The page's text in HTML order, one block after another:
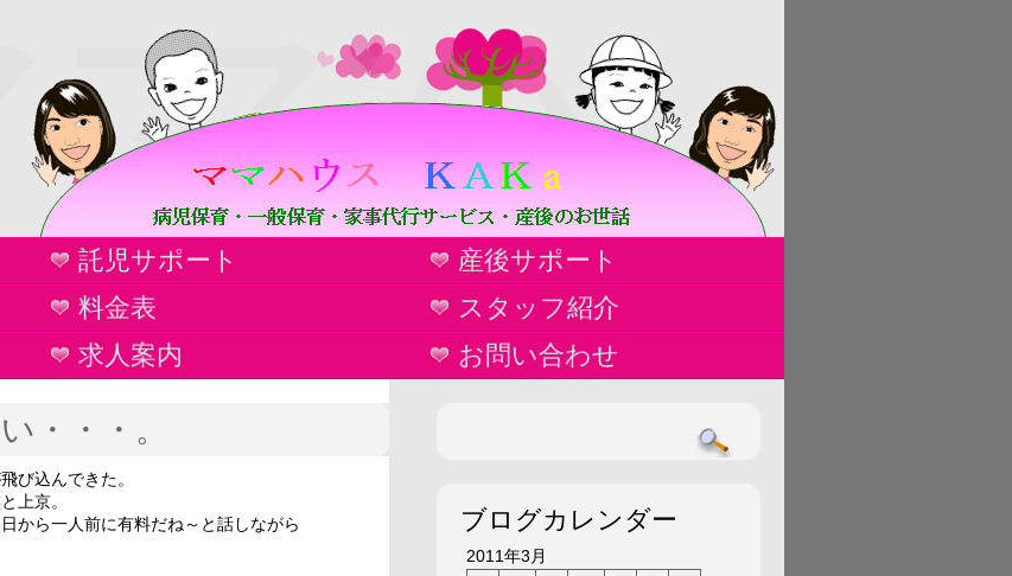
ハ
ス
託児サポート
産後サポート
料金表
スタッフ紹介
求人案内 お問い合わせ
・・・。
び込んできた。
上京。
から一人前に有料だね～と話しながら
ブログカレンダー
2011年3月